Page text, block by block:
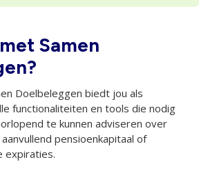
Samen
Doelbeleggen biedt jou als
functionaliteiten en tools die nodig
te kunnen adviseren over
pensioenkapitaal of
expiraties.